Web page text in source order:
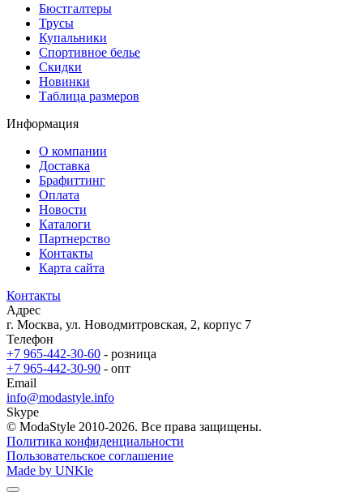
Бюстгалтеры
Трусы
Купальники
Спортивное белье
Скидки
Новинки
Таблица размеров
Информация
О компании
Доставка
Брафиттинг
Оплата
Новости
Каталоги
Партнерство
Контакты
Карта сайта
Контакты
Адрес
г. Москва, ул. Новодмитровская, 2, корпус 7
Телефон
+7 965-442-30-60 - розница
+7 965-442-30-90 - опт
Email
info@modastyle.info
Skype
© ModaStyle 2010-2026. Все права защищены.
Политика конфиденциальности
Пользовательское соглашение
Made by UNKle